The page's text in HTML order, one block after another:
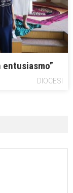
DIOCESI